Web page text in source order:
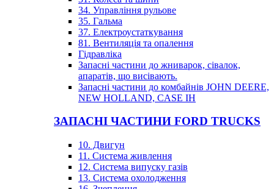
34. Управління рульове
35. Гальма
37. Електроустаткування
81. Вентиляція та опалення
Гідравліка
Запасні частини до жниварок, сівалок,
апаратів, що висівають.
Запасні частини до комбайнів JOHN DEERE,
NEW HOLLAND, CASE IH
ЗАПАСНІ ЧАСТИНИ FORD TRUCKS
10. Двигун
11. Система живлення
12. Система випуску газів
13. Система охолодження